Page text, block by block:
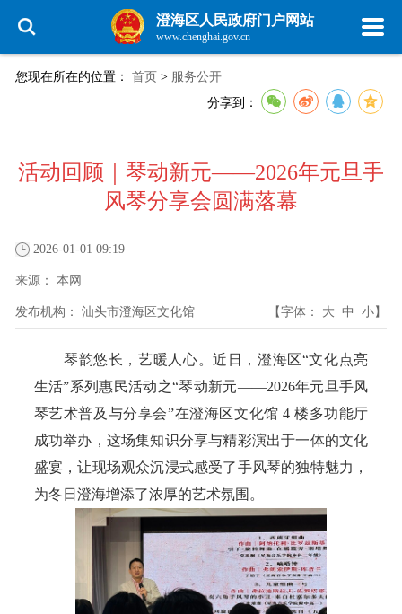
澄海区人民政府门户网站
www.chenghai.gov.cn
您现在所在的位置： 首页 > 服务公开
分享到：
活动回顾｜琴动新元——2026年元旦手
风琴分享会圆满落幕
2026-01-01 09:19
来源： 本网
发布机构： 汕头市澄海区文化馆 【字体： 大 中 小】
琴韵悠长，艺暖人心。近日，澄海区“文化点亮
生活”系列惠民活动之“琴动新元——2026年元旦手风
琴艺术普及与分享会”在澄海区文化馆 4 楼多功能厅
成功举办，这场集知识分享与精彩演出于一体的文化
盛宴，让现场观众沉浸式感受了手风琴的独特魅力，
为冬日澄海增添了浓厚的艺术氛围。